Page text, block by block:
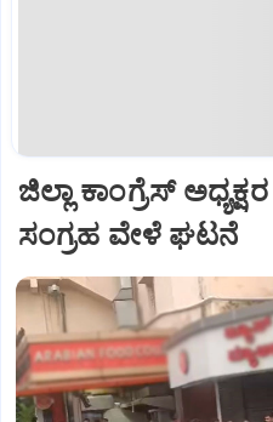
ಜಿಲ್ಲಾ ಕಾಂಗ್ರೆಸ್
ಸಂಗ್ರಹ ವೇಳೆ ಘಟನೆ